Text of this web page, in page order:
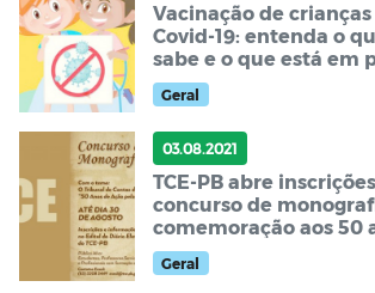
Vacinação de
Covid-19: entenda o
sabe e o que está em
no mundo
Geral
03.08.2021
TCE-PB abre
concurso de
comemoração aos 50
fundação do tribunal
Geral